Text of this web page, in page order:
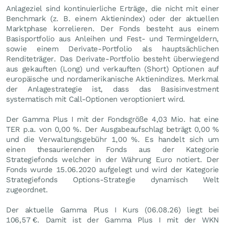
Anlageziel sind kontinuierliche Erträge, die nicht mit einer
Benchmark (z. B. einem Aktienindex) oder der aktuellen
Marktphase korrelieren. Der Fonds besteht aus einem
Basisportfolio aus Anleihen und Fest- und Termingeldern,
sowie einem Derivate-Portfolio als hauptsächlichen
Renditeträger. Das Derivate-Portfolio besteht überwiegend
aus gekauften (Long) und verkauften (Short) Optionen auf
europäische und nordamerikanische Aktienindizes. Merkmal
der Anlagestrategie ist, dass das Basisinvestment
systematisch mit Call-Optionen veroptioniert wird.
Der Gamma Plus I mit der Fondsgröße 4,03 Mio. hat eine
TER p.a. von 0,00 %. Der Ausgabeaufschlag beträgt 0,00 %
und die Verwaltungsgebühr 1,00 %. Es handelt sich um
einen thesaurierenden Fonds aus der Kategorie
Strategiefonds welcher in der Währung Euro notiert. Der
Fonds wurde 15.06.2020 aufgelegt und wird der Kategorie
Strategiefonds Options-Strategie dynamisch Welt
zugeordnet.
Der aktuelle Gamma Plus I Kurs (06.08.26) liegt bei
106,57 €. Damit ist der Gamma Plus I mit der WKN